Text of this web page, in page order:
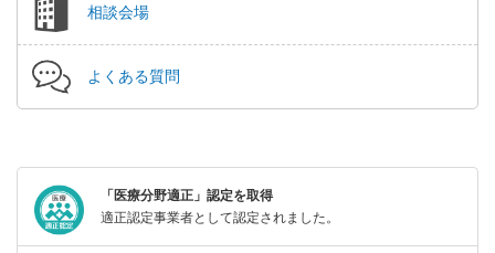
相談会場
よくある質問
「医療分野適正」認定を取得
適正認定事業者として認定されました。